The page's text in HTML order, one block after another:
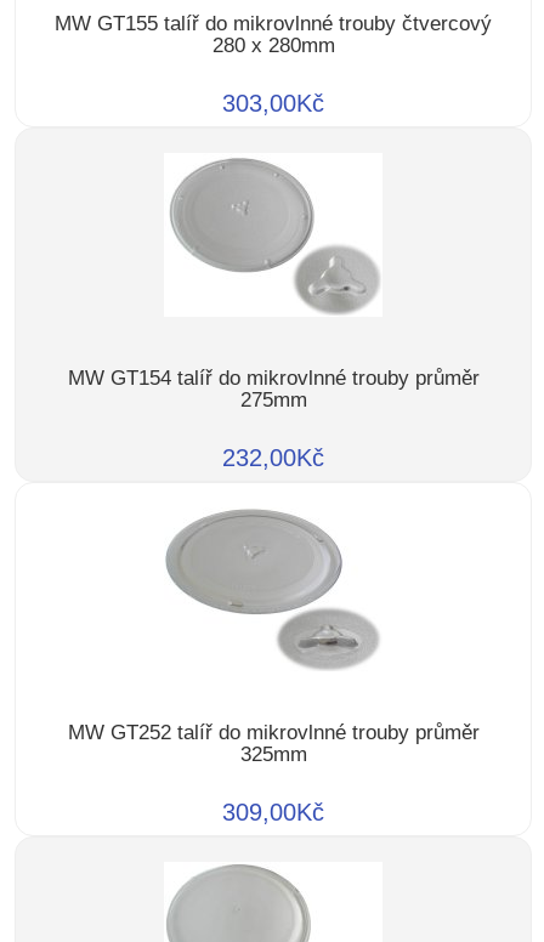
MW GT155 talíř do mikrovlnné trouby čtvercový
280 x 280mm
303,00Kč
MW GT154 talíř do mikrovlnné trouby průměr
275mm
232,00Kč
MW GT252 talíř do mikrovlnné trouby průměr
325mm
309,00Kč